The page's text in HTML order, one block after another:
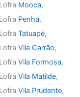
Mooca,
Penha,
Tatuapé,
Vila Carrão,
Vila Formosa,
Vila Matilde,
Vila Prudente,